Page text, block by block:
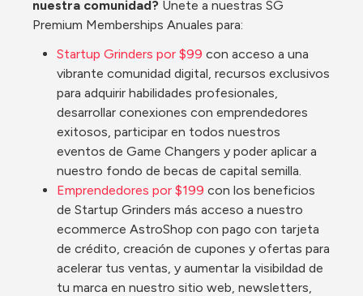
nuestra comunidad? Únete a nuestras SG
Premium Memberships Anuales para:
Startup Grinders por $99 con acceso a una
vibrante comunidad digital, recursos exclusivos
para adquirir habilidades profesionales,
desarrollar conexiones con emprendedores
exitosos, participar en todos nuestros
eventos de Game Changers y poder aplicar a
nuestro fondo de becas de capital semilla.
Emprendedores por $199 con los beneficios
de Startup Grinders más acceso a nuestro
ecommerce AstroShop con pago con tarjeta
de crédito, creación de cupones y ofertas para
acelerar tus ventas, y aumentar la visibildad de
tu marca en nuestro sitio web, newsletters,